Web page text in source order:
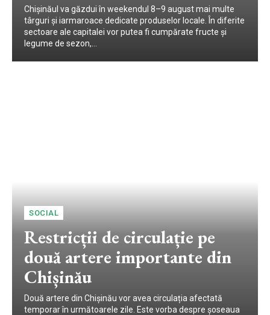
Chișinăul va găzdui în weekendul 8–9 august mai multe
târguri și iarmaroace dedicate produselor locale. În diferite
sectoare ale capitalei vor putea fi cumpărate fructe și
legume de sezon,...
SOCIAL
Restricții de circulație pe
două artere importante din
Chișinău
Două artere din Chișinău vor avea circulația afectată
temporar în următoarele zile. Este vorba despre șoseaua